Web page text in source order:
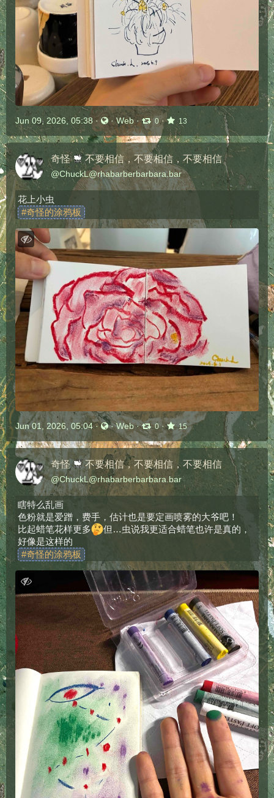
Jun 09, 2026, 05:38 · ·Web· 0· 13
奇怪 不要相信，不要相信，不要相信
@ChuckL@rhabarberbarbara.bar
花上小虫
#奇怪的涂鸦板
Jun 01, 2026, 05:04· ·Web· 0· 15
奇怪 不要相信，不要相信，不要相信
@ChuckL@rhabarberbarbara.bar
瞎特么乱画
色粉就是爱蹭，费手，估计也是要定画喷雾的大爷吧！
比起蜡笔花样更多
但…虫说我更适合蜡笔也许是真的，
好像是这样的
#奇怪的涂鸦板